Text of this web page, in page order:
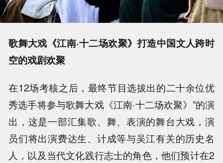
歌舞大戏《江南·十二场欢聚》打造中国文人跨时
空的戏剧欢聚
在12场考核之后，最终节目选拔出的二十余位优
秀选手将参与歌舞大戏《江南·十二场欢聚》”的演
出，这是一部汇集歌、舞、表演的舞台大戏，演
员们将出演费达生、计成等与吴江有关的历史名
人，以及当代文化践行志士的角色，他们预计在2